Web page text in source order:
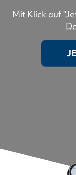
Mit Klick auf